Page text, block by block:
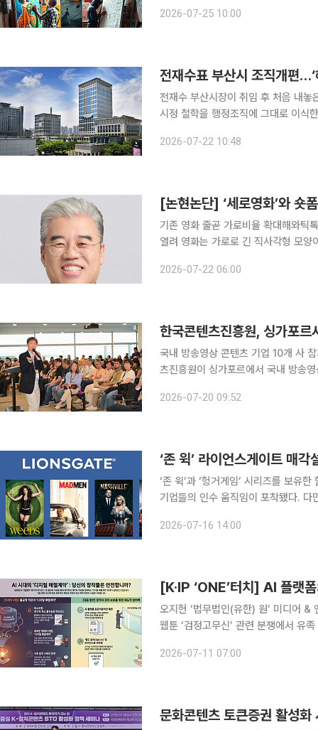
세기 영시의 거장 T.S. 엘리엇은 더욱
2026-07-25 10:00
전재수표 부산시 조직개편…‘
전재수 부산시장이 취임 후 처음 내놓
시정 철학을 행정조직에 그대로 이식한 형태다. 해양수도와 청년, 민생경제를
가 입법예고한 조직개편안에 따르면
2026-07-22 10:48
[논현논단] ‘세로영화’와 숏
기존 영화 줄곧 가로비율 확대해와틱
열려 영화는 가로로 긴 직사각형 모양이어야만 할까. 올해 부천국제판타스틱영화제는 이준익 감독
2026-07-22 06:00
한국콘텐츠진흥원, 싱가포
국내 방송영상 콘텐츠 기업 10개 사 참가…187건 비
츠진흥원이 싱가포르에서 국내 방송
2026-07-20 09:52
‘존 윅’ 라이언스게이트 매
‘존 윅’과 ‘헝거게임’ 시리즈를 보유
기업들의 인수 움직임이 포착됐다.
께 외부에서 접수된 인수 제안을 검
2026-07-16 14:00
오지헌 ‘법무법인(유한) 원’ 미디어
웹툰 ‘검정고무신’ 관련 분쟁에서 유
사정은 다르다. 재판부의 판단은 매절
2026-07-11 07:00
문화콘텐츠 토큰증권 활성